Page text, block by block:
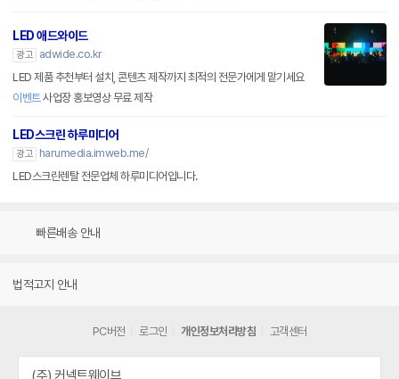
LED 애드와이드
광고
adwide.co.kr
LED 제품 추천부터 설치, 콘텐츠 제작까지 최적의 전문가에게 맡기세요
이벤트사업장 홍보영상 무료 제작
LED스크린 하루미디어
광고
harumedia.imweb.me/
LED스크린렌탈 전문업체 하루미디어입니다.
빠른배송 안내
법적고지 안내
PC버전 로그인 개인정보처리방침 고객센터
(주) 커넥트웨이브